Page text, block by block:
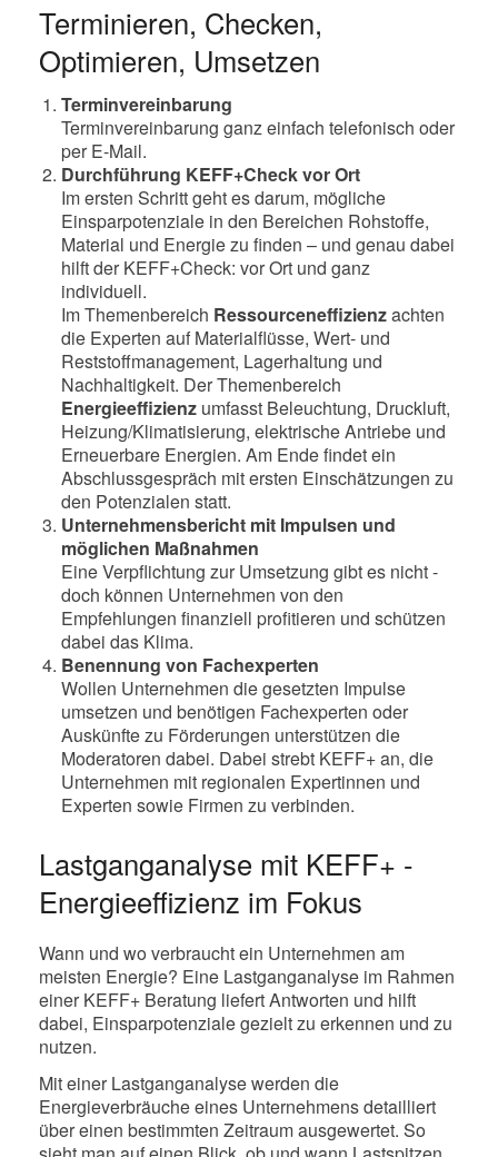
Terminieren, Checken,
Optimieren, Umsetzen
Terminvereinbarung
Terminvereinbarung ganz einfach telefonisch oder
per E-Mail.
Durchführung KEFF+Check vor Ort
Im ersten Schritt geht es darum, mögliche
Einsparpotenziale in den Bereichen Rohstoffe,
Material und Energie zu finden – und genau dabei
hilft der KEFF+Check: vor Ort und ganz
individuell.
Im Themenbereich Ressourceneffizienzachten
die Experten auf Materialflüsse, Wert- und
Reststoffmanagement, Lagerhaltung und
Nachhaltigkeit. Der Themenbereich
Energieeffizienz umfasst Beleuchtung, Druckluft,
Heizung/Klimatisierung, elektrische Antriebe und
Erneuerbare Energien. Am Ende findet ein
Abschlussgespräch mit ersten Einschätzungen zu
den Potenzialen statt.
Unternehmensbericht mit Impulsen und
möglichen Maßnahmen
Eine Verpflichtung zur Umsetzung gibt es nicht -
doch können Unternehmen von den
Empfehlungen finanziell profitieren und schützen
dabei das Klima.
Benennung von Fachexperten
Wollen Unternehmen die gesetzten Impulse
umsetzen und benötigen Fachexperten oder
Auskünfte zu Förderungen unterstützen die
Moderatoren dabei. Dabei strebt KEFF+ an, die
Unternehmen mit regionalen Expertinnen und
Experten sowie Firmen zu verbinden.
Lastganganalyse mit KEFF+ -
Energieeffizienz im Fokus
Wann und wo verbraucht ein Unternehmen am
meisten Energie? Eine Lastganganalyse im Rahmen
einer KEFF+ Beratung liefert Antworten und hilft
dabei, Einsparpotenziale gezielt zu erkennen und zu
nutzen.
Mit einer Lastganganalyse werden die
Energieverbräuche eines Unternehmens detailliert
über einen bestimmten Zeitraum ausgewertet. So